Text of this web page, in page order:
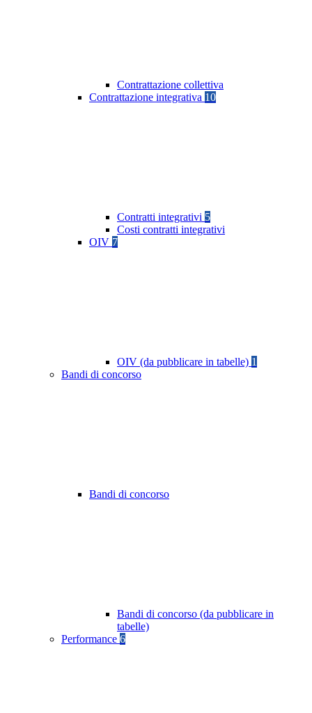
Contrattazione collettiva
Contrattazione integrativa 10
Contratti integrativi 5
Costi contratti integrativi
OIV 7
OIV (da pubblicare in tabelle) 1
Bandi di concorso
Bandi di concorso
Bandi di concorso (da pubblicare in
tabelle)
Performance 6